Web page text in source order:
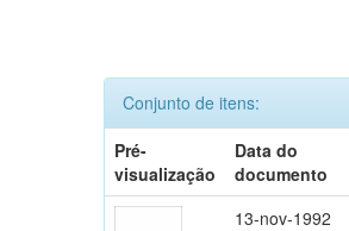
Conjunto de itens:
Pré-
visualização
Data do
documento
13-nov-1992